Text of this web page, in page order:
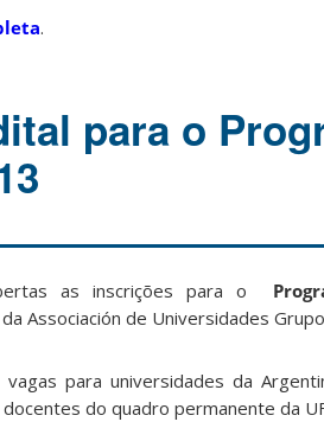
.
para o
as inscrições para o
da Associación de Universidades
vagas para universidades da
do quadro permanente da